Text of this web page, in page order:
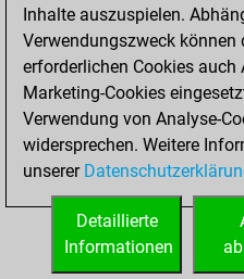
Bauer setzt Matt
Erstickte Matts
Unterverwandlungen
Türme auf der siebten
STARTSEITE
Inhalte auszuspielen.
Verwendungszweck können
erforderlichen Cookies auch
Marketing-Cookies
Verwendung von Analyse-
widersprechen. Weitere
unserer
Detaillierte
Informationen